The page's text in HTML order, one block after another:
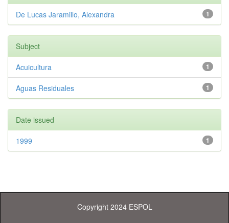
1
De Lucas Jaramillo, Alexandra
Subject
1
Acuicultura
1
Aguas Residuales
Date issued
1
1999
Copyright 2024 ESPOL